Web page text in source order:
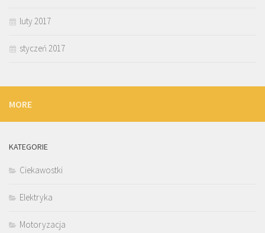
luty 2017
styczeń 2017
MORE
KATEGORIE
Ciekawostki
Elektryka
Motoryzacja